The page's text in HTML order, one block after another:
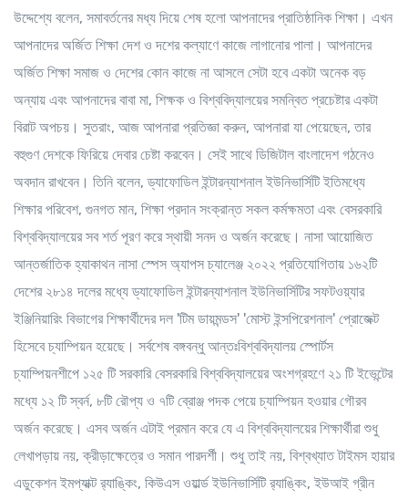
উদ্দেশ্যে বলেন, সমাবর্তনের মধ্য দিয়ে শেষ হলো আপনাদের প্রাতিষ্ঠানিক শিক্ষা। এখন
আপনাদের অর্জিত শিক্ষা দেশ ও দশের কল্যাণে কাজে লাগানোর পালা। আপনাদের
অর্জিত শিক্ষা সমাজ ও দেশের কোন কাজে না আসলে সেটা হবে একটা অনেক বড়
অন্যায় এবং আপনাদের বাবা মা, শিক্ষক ও বিশ্ববিদ্যালয়ের সমন্বিত প্রচেষ্টার একটা
বিরাট অপচয়। সুতরাং, আজ আপনারা প্রতিজ্ঞা করুন, আপনারা যা পেয়েছেন, তার
বহুগুণ দেশকে ফিরিয়ে দেবার চেষ্টা করবেন। সেই সাথে ডিজিটাল বাংলাদেশ গঠনেও
অবদান রাখবেন। তিনি বলেন, ড্যাফোডিল ইন্টারন্যাশনাল ইউনিভার্সিটি ইতিমধ্যে
শিক্ষার পরিবেশ, গুনগত মান, শিক্ষা প্রদান সংক্রান্ত সকল কর্মক্ষমতা এবং বেসরকারি
বিশ্ববিদ্যালয়ের সব শর্ত পূরণ করে স্থায়ী সনদ ও অর্জন করেছে। নাসা আয়োজিত
আন্তর্জাতিক হ্যাকাথন নাসা স্পেস অ্যাপস চ্যালেঞ্জ ২০২২ প্রতিযোগিতায় ১৬২টি
দেশের ২৮১৪ দলের মধ্যে ড্যাফোডিল ইন্টারন্যাশনাল ইউনিভার্সিটির সফটওয়্যার
ইঞ্জিনিয়ারিং বিভাগের শিক্ষার্থীদের দল 'টিম ডায়মন্ডস' 'মোস্ট ইন্সপিরেশনাল' প্রোজেক্ট
হিসেবে চ্যাম্পিয়ন হয়েছে। সর্বশেষ বঙ্গবন্ধু আন্তঃবিশ্ববিদ্যালয় স্পোর্টস
চ্যাম্পিয়নশীপে ১২৫ টি সরকারি বেসরকারি বিশ্ববিদ্যালয়ের অংশগ্রহণে ২১ টি ইভেন্টের
মধ্যে ১২ টি স্বর্ন, ৮টি রৌপ্য ও ৭টি ব্রোঞ্জ পদক পেয়ে চ্যাম্পিয়ন হওয়ার গৌরব
অর্জন করেছে। এসব অর্জন এটাই প্রমান করে যে এ বিশ্ববিদ্যালয়ের শিক্ষার্থীরা শুধু
লেখাপড়ায় নয়, ক্রীড়াক্ষেত্রে ও সমান পারদর্শী। শুধু তাই নয়, বিশ্বখ্যাত টাইমস হায়ার
এডুকেশন ইমপ্যাক্ট র‌্যাঙ্কিং, কিউএস ওয়ার্ল্ড ইউনিভার্সিটি র‌্যাঙ্কিং, ইউআই গ্রীন